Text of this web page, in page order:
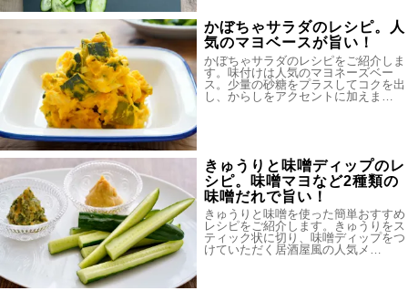
かぼちゃサラダのレシピ。人
気のマヨベースが旨い！
かぼちゃサラダのレシピをご紹介しま
す。味付けは人気のマヨネーズベー
ス。少量の砂糖をプラスしてコクを出
し、からしをアクセントに加えま…
きゅうりと味噌ディップのレ
シピ。味噌マヨなど2種類の
味噌だれで旨い！
きゅうりと味噌を使った簡単おすすめ
レシピをご紹介します。きゅうりをス
ティック状に切り、味噌ディップをつ
けていただく居酒屋風の人気メ…